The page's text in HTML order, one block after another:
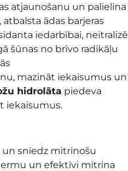
atjaunošanu un palielina
ādas barjeras
iedarbībai, neitralizē
šūnas no brīvo radikāļu
mazināt iekaisumus un
hidrolāta piedeva
iekaisumus.
sniedz mitrinošu
un efektīvi mitrina